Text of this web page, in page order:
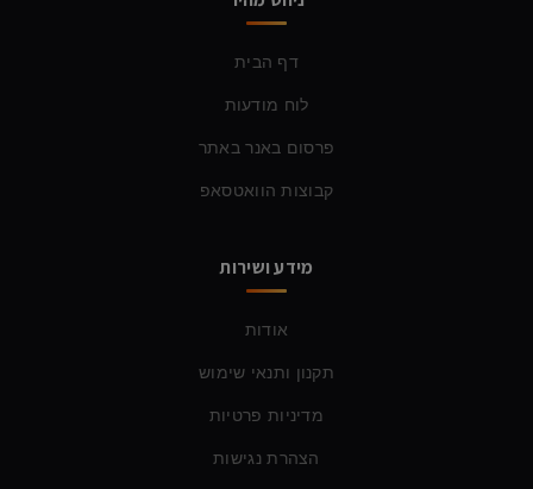
דף הבית
לוח מודעות
פרסום באנר באתר
קבוצות הוואטסאפ
מידע ושירות
אודות
תקנון ותנאי שימוש
מדיניות פרטיות
הצהרת נגישות